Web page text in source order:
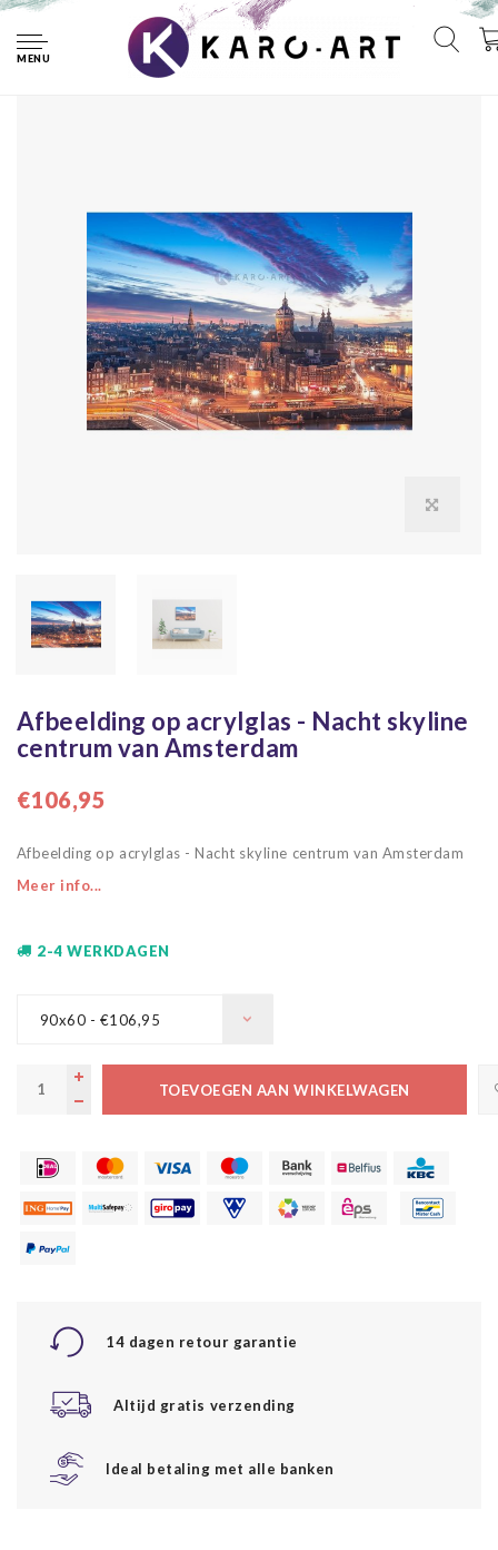
MENU
Afbeelding op acrylglas - Nacht skyline centrum van
Amsterdam
Afbeelding op acrylglas - Nacht skyline
centrum van Amsterdam
€106,95
Afbeelding op acrylglas - Nacht skyline centrum van Amsterdam
Meer info...
2-4 WERKDAGEN
90x60 - €106,95
TOEVOEGEN AAN WINKELWAGEN
14 dagen retour garantie
Altijd gratis verzending
Ideal betaling met alle banken